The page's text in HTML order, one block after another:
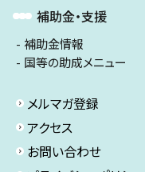
補助金・支援
補助金情報
国等の助成メニュー
メルマガ登録
アクセス
お問い合わせ